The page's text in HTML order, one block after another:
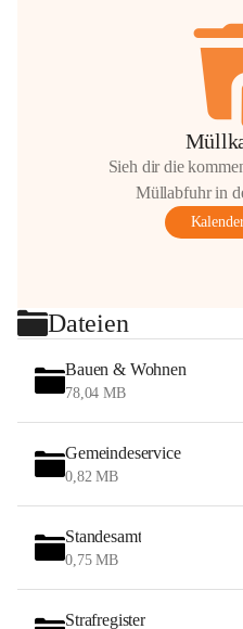
Sieh dir die
Müllabfuhr in
Dateien
Bauen & Wohnen
78,04 MB
Gemeindeservice
0,82 MB
Standesamt
0,75 MB
Strafregister